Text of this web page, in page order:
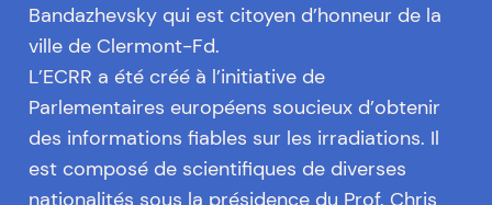
Bandazhevsky qui est citoyen d’honneur de la
ville de Clermont-Fd.
L’ECRR a été créé à l’initiative de
Parlementaires européens soucieux d’obtenir
des informations fiables sur les irradiations. Il
est composé de scientifiques de diverses
nationalités sous la présidence du Prof. Chris